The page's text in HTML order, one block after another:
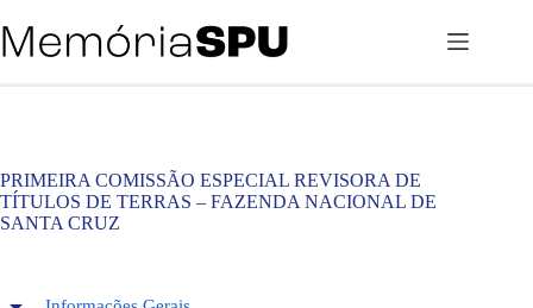
para
o
PRIMEIRA COMISSÃO ESPECIAL REVISORA DE
TÍTULOS DE TERRAS – FAZENDA NACIONAL DE
SANTA CRUZ